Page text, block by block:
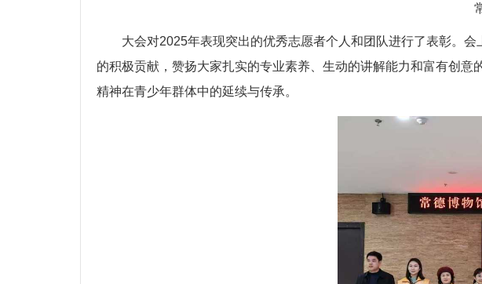
大会对2025年表现突出的优秀志愿者个人和团队进行了表彰。
的积极贡献，赞扬大家扎实的专业素养、生动的讲解能力和富有创
精神在青少年群体中的延续与传承。